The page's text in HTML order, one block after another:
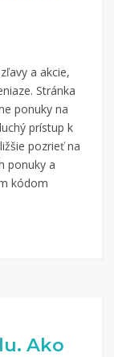
a akcie,
Stránka
ponuky na
prístup k
pozrieť na
ponuky a
kódom
Ako